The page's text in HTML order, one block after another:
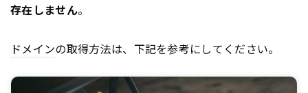
存在しません。
ドメインの取得方法は、下記を参考にしてください。